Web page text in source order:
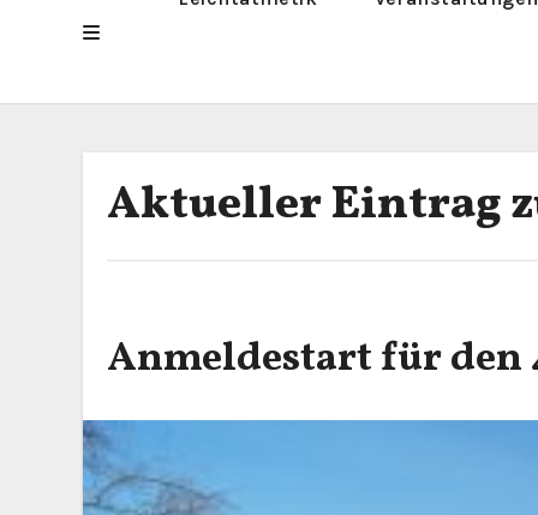
Aktueller Eintrag
Anmeldestart für den